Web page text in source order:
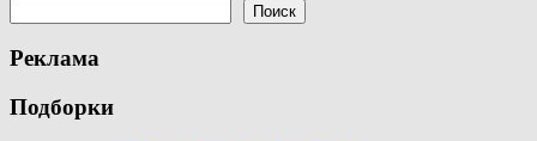
Поиск
Реклама
Подборки